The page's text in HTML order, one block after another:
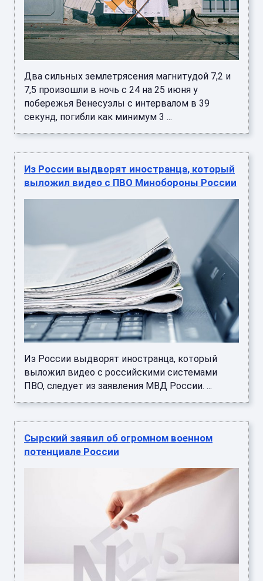
Два сильных землетрясения магнитудой 7,2 и
7,5 произошли в ночь с 24 на 25 июня у
побережья Венесуэлы с интервалом в 39
секунд, погибли как минимум 3 ...
Из России выдворят иностранца, который
выложил видео с ПВО Минобороны России
Из России выдворят иностранца, который
выложил видео с российскими системами
ПВО, следует из заявления МВД России. ...
Сырский заявил об огромном военном
потенциале России